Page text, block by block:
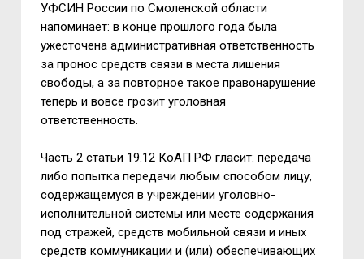
УФСИН России по Смоленской области
напоминает: в конце прошлого года была
ужесточена административная ответственность
за пронос средств связи в места лишения
свободы, а за повторное такое правонарушение
теперь и вовсе грозит уголовная
ответственность.
Часть 2 статьи 19.12 КоАП РФ гласит: передача
либо попытка передачи любым способом лицу,
содержащемуся в учреждении уголовно-
исполнительной системы или месте содержания
под стражей, средств мобильной связи и иных
средств коммуникации и (или) обеспечивающих